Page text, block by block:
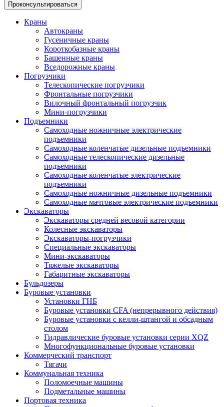
Проконсультироваться
Краны
Автокраны
Гусеничные краны
Короткобазные краны
Башенные краны
Вcедорожные краны
Погрузчики
Телескопические погрузчики
Фронтальные погрузчики
Вилочный фронтальный погрузчик
Мини-погрузчики
Подъемники
Самоходные ножничные электрические
подъемники
Самоходные коленчатые дизельные подъемники
Самоходные телескопические дизельные
подъемники
Самоходные коленчатые электрические
подъемники
Самоходные ножничные дизельные подъемники
Самоходные мачтовые электрические подъемники
Экскаваторы
Экскаваторы средней весовой категории
Колесные экскаваторы
Экскаваторы-погрузчики
Специальные экскаваторы
Мини-экскаваторы
Тяжелые экскаваторы
Габаритные экскаваторы
Бульдозеры
Буровые установки
Установки ГНБ
Буровые установки CFA (непрерывного действия)
Буровые установки с келли-штангой и обсадным
столом
Гидравлические буровые установки серии XQZ
Многофункциональные буровые установки
Коммерческий транспорт
Тягачи
Коммунальная техника
Поломоечные машины
Подметальные машины
Портовая техника